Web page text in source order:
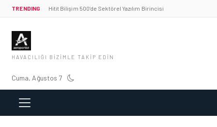
TRENDING Hitit Bilişim 500’de Sektörel Yazılım Birincisi
HAVACILIĞI BIZIMLE TAKIP EDIN
Cuma, Ağustos 7